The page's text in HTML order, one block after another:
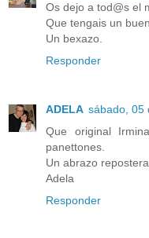
Os dejo a tod@s el
Que tengais un
Un bexazo.
Responder
ADELA sábado, 05
Que original
panettones.
Un abrazo repostera.
Adela
Responder